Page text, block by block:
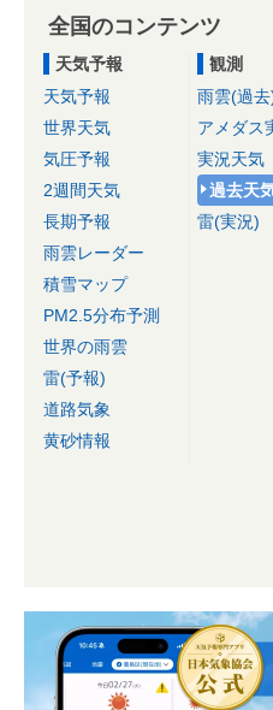
全国のコンテンツ
天気予報
天気予報
世界天気
気圧予報
2週間天気
長期予報
雨雲レーダー
積雪マップ
PM2.5分布予測
世界の雨雲
雷(予報)
道路気象
黄砂情報
観測
雨雲(過去
アメダス
実況天気
過去天
雷(実況)